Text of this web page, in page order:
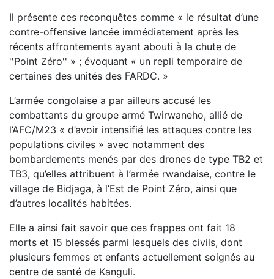
Il présente ces reconquêtes comme « le résultat d’une
contre-offensive lancée immédiatement après les
récents affrontements ayant abouti à la chute de
''Point Zéro'' » ; évoquant « un repli temporaire de
certaines des unités des FARDC. »
L’armée congolaise a par ailleurs accusé les
combattants du groupe armé Twirwaneho, allié de
l’AFC/M23 « d’avoir intensifié les attaques contre les
populations civiles » avec notamment des
bombardements menés par des drones de type TB2 et
TB3, qu’elles attribuent à l’armée rwandaise, contre le
village de Bidjaga, à l’Est de Point Zéro, ainsi que
d’autres localités habitées.
Elle a ainsi fait savoir que ces frappes ont fait 18
morts et 15 blessés parmi lesquels des civils, dont
plusieurs femmes et enfants actuellement soignés au
centre de santé de Kanguli.